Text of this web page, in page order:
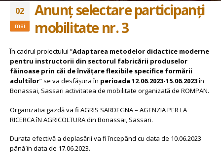
02
mai
Anunț selectare participanți
mobilitate nr. 3
În cadrul proiectului ”Adaptarea metodelor didactice moderne
pentru instructorii din sectorul fabricării produselor
făinoase prin căi de învățare flexibile specifice formării
adultilor” se va desfășura în perioada 12.06.2023-15.06.2023în
Bonassai, Sassari activitatea de mobilitate organizată de ROMPAN.
Organizatia gazdă va fi AGRIS SARDEGNA – AGENZIA PER LA
RICERCA îN AGRICOLTURA din Bonassai, Sassari.
Durata efectivă a deplasării va fi începând cu data de 10.06.2023
până în data de 17.06.2023.